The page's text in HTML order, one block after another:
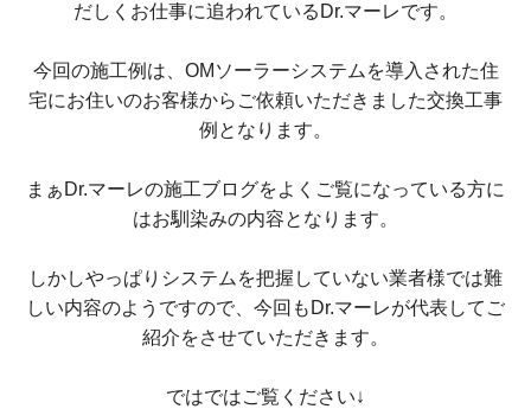
だしくお仕事に追われているDr.マーレです。
今回の施工例は、OMソーラーシステムを導入された住
宅にお住いのお客様からご依頼いただきました交換工事
例となります。
まぁDr.マーレの施工ブログをよくご覧になっている方に
はお馴染みの内容となります。
しかしやっぱりシステムを把握していない業者様では難
しい内容のようですので、今回もDr.マーレが代表してご
紹介をさせていただきます。
ではではご覧ください↓